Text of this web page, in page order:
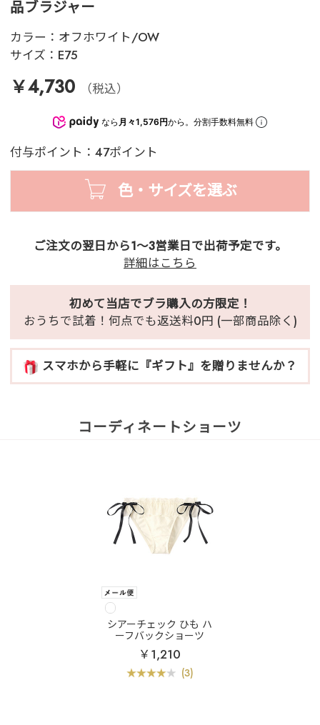
品ブラジャー
カラー： オフホワイト/OW
サイズ： E75
￥4,730 （税込）
なら 月々1,576円から。分割手数料無料
付与ポイント：47ポイント
色・サイズを選ぶ
ご注文の翌日から1～3営業日で出荷予定です。
詳細はこちら
初めて当店でブラ購入の方限定！
おうちで試着！何点でも返送料0円 (一部商品除く)
スマホから手軽に『ギフト』を贈りませんか？
コーディネートショーツ
シアーチェック ひも ハ
ーフバックショーツ
￥1,210
(3)